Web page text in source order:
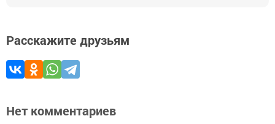
Расскажите друзьям
Нет комментариев